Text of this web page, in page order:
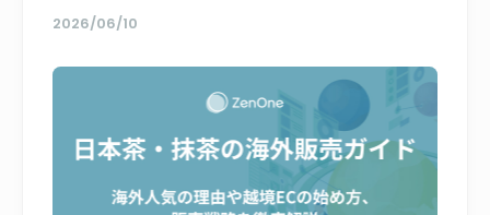
2026/06/10